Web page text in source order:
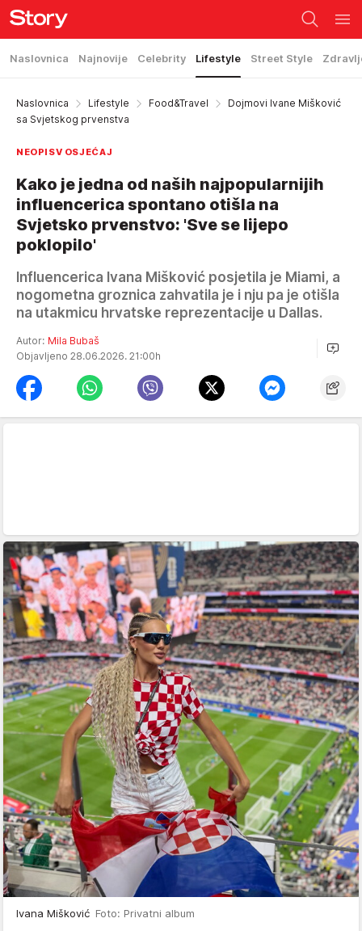
Naslovnica Najnovije Celebrity Lifestyle Street Style
Naslovnica Lifestyle Food&Travel
Dojmovi Ivane Mišković
sa Svjetskog prvenstva
NEOPISV OSJEĆAJ
Kako je jedna od naših najpopularnijih
influencerica spontano otišla na
Svjetsko prvenstvo: 'Sve se lijepo
poklopilo'
Influencerica Ivana Mišković posjetila je Miami, a
nogometna groznica zahvatila je i nju pa je otišla
na utakmicu hrvatske reprezentacije u Dallas.
Autor: Mila Bubaš
Objavljeno 28.06.2026. 21:00h
Ivana Mišković Foto: Privatni album